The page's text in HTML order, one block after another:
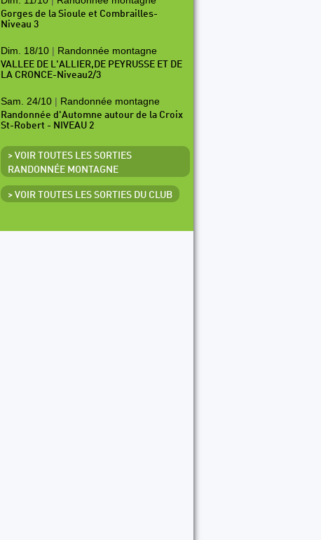
Gorges de la Sioule et Combrailles-
Niveau 3
Dim. 18/10 | Randonnée montagne
VALLEE DE L'ALLIER,DE PEYRUSSE ET DE
LA CRONCE-Niveau2/3
Sam. 24/10 | Randonnée montagne
Randonnée d'Automne autour de la Croix
St-Robert - NIVEAU 2
> VOIR TOUTES LES SORTIES
RANDONNÉE MONTAGNE
> VOIR TOUTES LES SORTIES DU CLUB